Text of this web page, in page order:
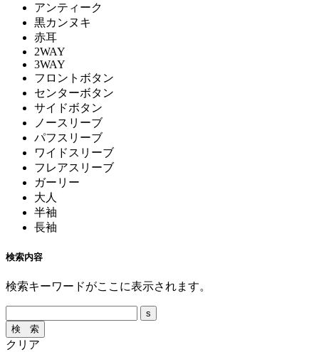
アンティーク
黒カンヌキ
赤耳
2WAY
3WAY
フロントボタン
センターボタン
サイドボタン
ノースリーブ
パフスリーブ
ワイドスリーブ
フレアスリーブ
ガーリー
大人
半袖
長袖
検索内容
検索キーワードがここに表示されます。
クリア